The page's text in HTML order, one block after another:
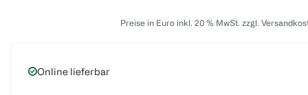
Preise in Euro inkl. 20 % MwSt. zzgl.
Online lieferbar